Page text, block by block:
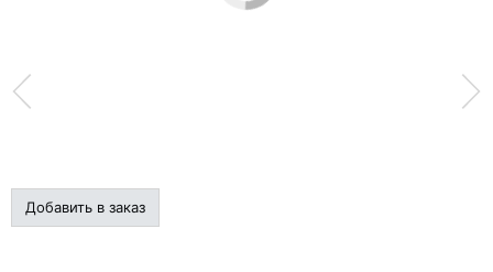
Добавить в заказ